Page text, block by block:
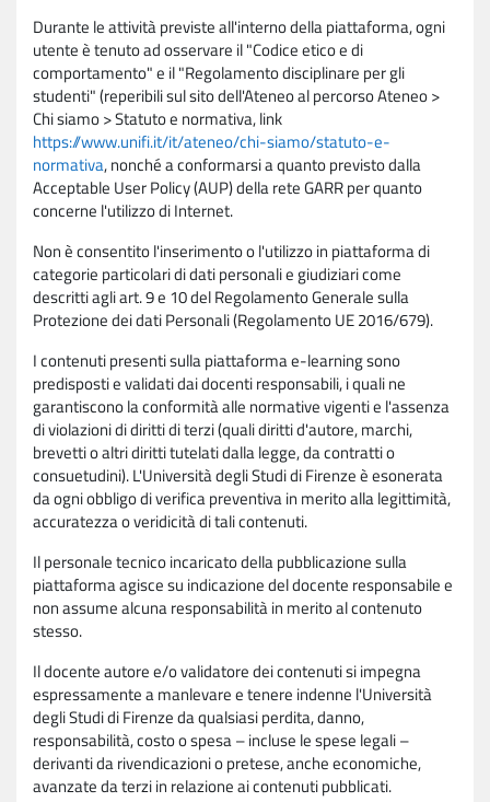
Durante le attività previste all'interno della piattaforma, ogni
utente è tenuto ad osservare il "Codice etico e di
comportamento" e il "Regolamento disciplinare per gli
studenti" (reperibili sul sito dell'Ateneo al percorso Ateneo >
Chi siamo > Statuto e normativa, link
https://www.unifi.it/it/ateneo/chi-siamo/statuto-e-
normativa, nonché a conformarsi a quanto previsto dalla
Acceptable User Policy (AUP) della rete GARR per quanto
concerne l'utilizzo di Internet.
Non è consentito l'inserimento o l'utilizzo in piattaforma di
categorie particolari di dati personali e giudiziari come
descritti agli art. 9 e 10 del Regolamento Generale sulla
Protezione dei dati Personali (Regolamento UE 2016/679).
I contenuti presenti sulla piattaforma e-learning sono
predisposti e validati dai docenti responsabili, i quali ne
garantiscono la conformità alle normative vigenti e l'assenza
di violazioni di diritti di terzi (quali diritti d'autore, marchi,
brevetti o altri diritti tutelati dalla legge, da contratti o
consuetudini). L'Università degli Studi di Firenze è esonerata
da ogni obbligo di verifica preventiva in merito alla legittimità,
accuratezza o veridicità di tali contenuti.
Il personale tecnico incaricato della pubblicazione sulla
piattaforma agisce su indicazione del docente responsabile e
non assume alcuna responsabilità in merito al contenuto
stesso.
Il docente autore e/o validatore dei contenuti si impegna
espressamente a manlevare e tenere indenne l'Università
degli Studi di Firenze da qualsiasi perdita, danno,
responsabilità, costo o spesa – incluse le spese legali –
derivanti da rivendicazioni o pretese, anche economiche,
avanzate da terzi in relazione ai contenuti pubblicati.